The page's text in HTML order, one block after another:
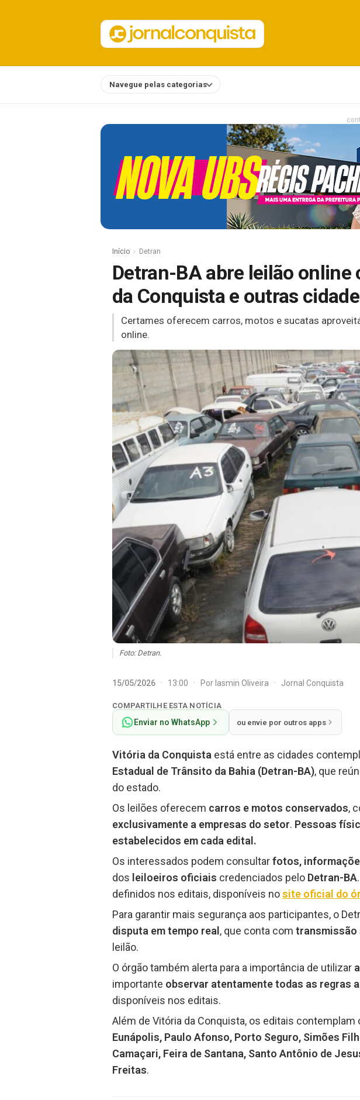
Navegue pelas categorias
Início Detran
Detran-BA abre leilão
da Conquista e outras
Certames oferecem carros, motos e sucatas
online.
Foto: Detran.
15/05/2026 · 13:00 · Por Iasmin Oliveira · Jornal Conquista
COMPARTILHE ESTA NOTÍCIA
Enviar no WhatsApp ou envie por outros apps
Vitória da Conquista está entre as cidades
Estadual de Trânsito da Bahia (Detran-BA), que
do estado.
Os leilões oferecem carros e motos conservados,
exclusivamente a empresas do setor. Pessoas
estabelecidos em cada edital.
Os interessados podem consultarfotos,
dos leiloeiros oficiais credenciados pelo Detran-BA
definidos nos editais, disponíveis nosite oficial do
Para garantir mais segurança aos participantes, o
disputa em tempo real , que conta com transmissão
leilão.
O órgão também alerta para a importância de utilizar
importante observar atentamente todas as regras
disponíveis nos editais.
Além de Vitória da Conquista, os editais
Eunápolis, Paulo Afonso, Porto Seguro, Simões
Camaçari, Feira de Santana, Santo Antônio de
Freitas.